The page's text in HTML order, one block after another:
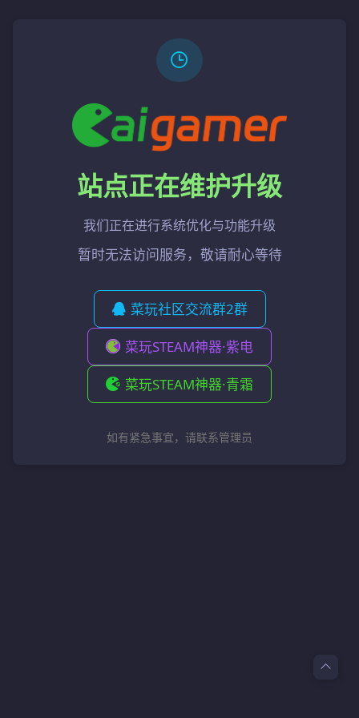
站点正在维护升级
我们正在进行系统优化与功能升级
暂时无法访问服务，敬请耐心等待
菜玩社区交流群2群
菜玩STEAM神器·紫电
菜玩STEAM神器·青霜
如有紧急事宜，请联系管理员